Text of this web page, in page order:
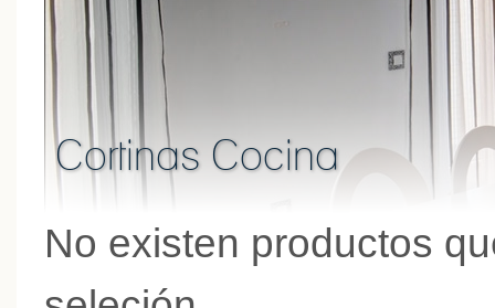
Cortinas Cocina
No existen productos